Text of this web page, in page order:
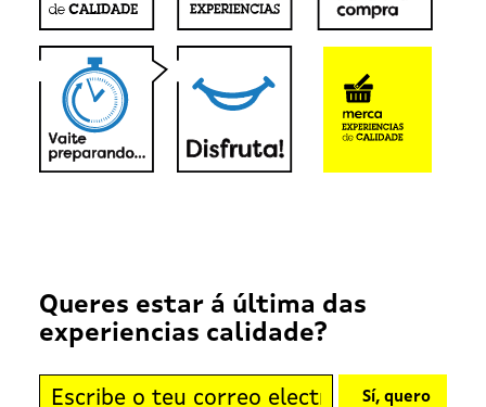
Queres estar á última das
experiencias calidade?
Sí, quero